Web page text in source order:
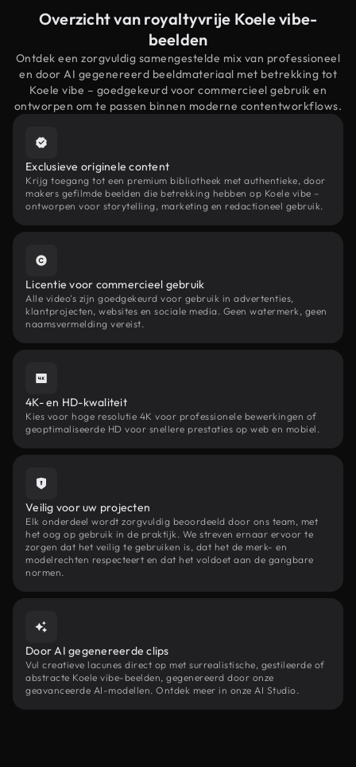
Overzicht van royaltyvrije Koele vibe-
beelden
Ontdek een zorgvuldig samengestelde mix van professioneel
en door AI gegenereerd beeldmateriaal met betrekking tot
Koele vibe – goedgekeurd voor commercieel gebruik en
ontworpen om te passen binnen moderne contentworkflows.
Exclusieve originele content
Krijg toegang tot een premium bibliotheek met authentieke, door
makers gefilmde beelden die betrekking hebben op Koele vibe –
ontworpen voor storytelling, marketing en redactioneel gebruik.
Licentie voor commercieel gebruik
Alle video's zijn goedgekeurd voor gebruik in advertenties,
klantprojecten, websites en sociale media. Geen watermerk, geen
naamsvermelding vereist.
4K- en HD-kwaliteit
Kies voor hoge resolutie 4K voor professionele bewerkingen of
geoptimaliseerde HD voor snellere prestaties op web en mobiel.
Veilig voor uw projecten
Elk onderdeel wordt zorgvuldig beoordeeld door ons team, met
het oog op gebruik in de praktijk. We streven ernaar ervoor te
zorgen dat het veilig te gebruiken is, dat het de merk- en
modelrechten respecteert en dat het voldoet aan de gangbare
normen.
Door AI gegenereerde clips
Vul creatieve lacunes direct op met surrealistische, gestileerde of
abstracte Koele vibe-beelden, gegenereerd door onze
geavanceerde AI-modellen. Ontdek meer in onze AI Studio.